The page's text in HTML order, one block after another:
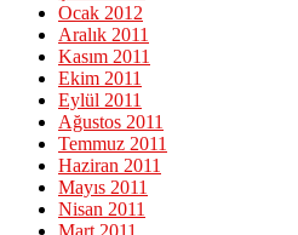
Ocak 2012
Aralık 2011
Kasım 2011
Ekim 2011
Eylül 2011
Ağustos 2011
Temmuz 2011
Haziran 2011
Mayıs 2011
Nisan 2011
Mart 2011